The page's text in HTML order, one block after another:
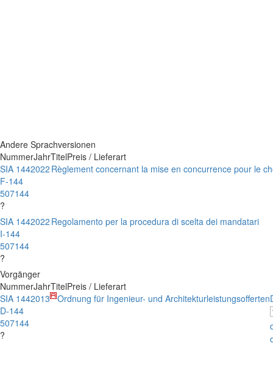
Andere Sprachversionen
NummerJahrTitelPreis / Lieferart
SIA 144
F-144
507144
?
2022 Règlement concernant la mise en concurrence pour le
SIA 144
I-144
507144
?
2022 Regolamento per la procedura di scelta dei mandatari
Vorgänger
NummerJahrTitelPreis / Lieferart
SIA 144
D-144
507144
?
2013 Ordnung für Ingenieur- und Architekturleistungsofferten